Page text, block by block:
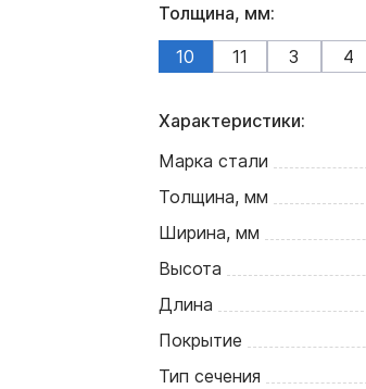
Толщина, мм:
10
11 3 4
Характеристики:
Марка стали
Толщина, мм
Ширина, мм
Высота
Длина
Покрытие
Тип сечения